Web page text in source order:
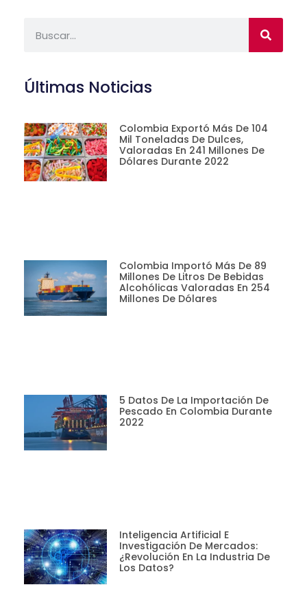
Últimas Noticias
Colombia Exportó Más De 104
Mil Toneladas De Dulces,
Valoradas En 241 Millones De
Dólares Durante 2022
Colombia Importó Más De 89
Millones De Litros De Bebidas
Alcohólicas Valoradas En 254
Millones De Dólares
5 Datos De La Importación De
Pescado En Colombia Durante
2022
Inteligencia Artificial E
Investigación De Mercados:
¿revolución En La Industria De
Los Datos?